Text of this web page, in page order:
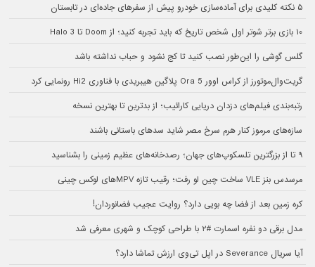
۵ نکته کلیدی برای آماده‌سازی خودرو پیش از سفرهای جاده‌ای در تابستان
۱۰ بازی برتر شوتر اول شخص تاریخ که باید تجربه کنید؛ از Doom تا Halo 3
گلس گوشی را این‌طور نصب کنید تا کج نشود و حباب نداشته باشد
گریت‌وال‌موتورز از کراس اوور Ora 5 پلاگین هیبریدی با فناوری Hi2 رونمایی کرد
رتبه‌بندی فیلم‌های دزدان دریایی کارائیب؛ از بدترین تا بهترین نسخه
سازه‌های مرموز کنار هرم سرخ مصر شاید سدهای باستانی باشند
۹ تا از بزرگترین تلسکوپ‌های جهان؛ رصدخانه‌های عظیم زمینی را بشناسید
مرسدس بنز VLE ساخت چین لو رفت؛ رقیب تازه MPVهای لوکس چینی
کره زمین بعد از فضا چه بویی دارد؟ روایت عجیب فضانوردان!
مدل برقی دو نفره اسمارت #۲ با طراحی کوچک و شهری معرفی شد
آیا سریال Severance در اپل تی‌وی ارزش تماشا دارد؟